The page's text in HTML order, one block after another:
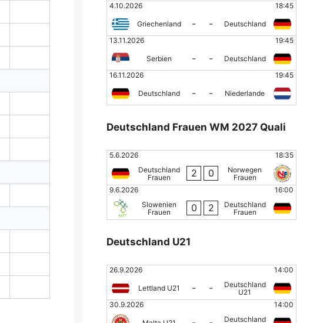
4.10.2026
18:45
Griechenland - -
Deutschland
13.11.2026
19:45
Serbien - -
Deutschland
16.11.2026
19:45
Deutschland - - Niederlande
Deutschland Frauen WM 2027 Quali
5.6.2026
18:35
Deutschland
Frauen
2 0
Norwegen
Frauen
9.6.2026
16:00
Slowenien
Frauen
0 2
Deutschland
Frauen
Deutschland U21
26.9.2026 14:00
Lettland U21 - -
Deutschland
U21
30.9.2026
14:00
Deutschland